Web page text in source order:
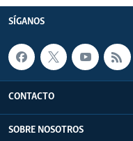
SÍGANOS
CONTACTO
SOBRE NOSOTROS